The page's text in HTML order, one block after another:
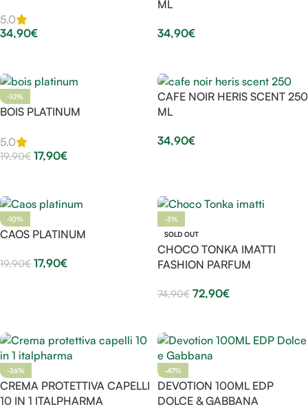
5.0
34,90€
ML
34,90€
-10%
BOIS PLATINUM
5.0
19,90€ 17,90€
CAFE NOIR HERIS SCENT 250
ML
34,90€
-10%
CAOS PLATINUM
19,90€ 17,90€
-3%
SOLD OUT
CHOCO TONKA IMATTI
FASHION PARFUM
74,90€ 72,90€
-36%
CREMA PROTETTIVA CAPELLI
10 IN 1 ITALPHARMA
-47%
DEVOTION 100ML EDP
DOLCE & GABBANA